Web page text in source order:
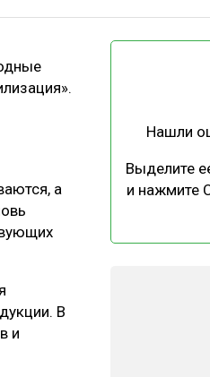
ОТРАСЛЕВАЯ ДИСКУССИЯ
а
В
и
Нашли
Выделите
и нажмите